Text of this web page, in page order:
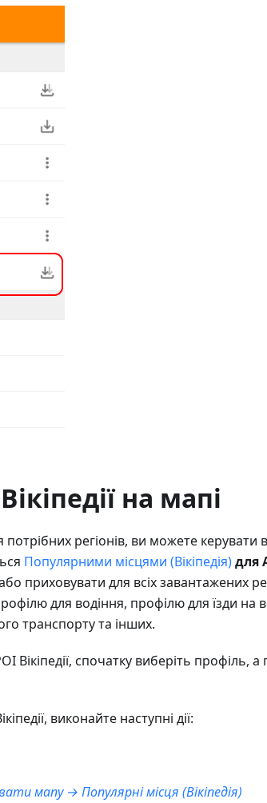
на мапі
потрібних регіонів, ви можете
Популярними місцями (Вікіпедія)для
приховувати для всіх завантажених
для водіння, профілю для їзди на
транспорту та інших.
спочатку виберіть профіль, а
виконайте наступні дії:
мапу → Популярні місця (Вікіпедія)